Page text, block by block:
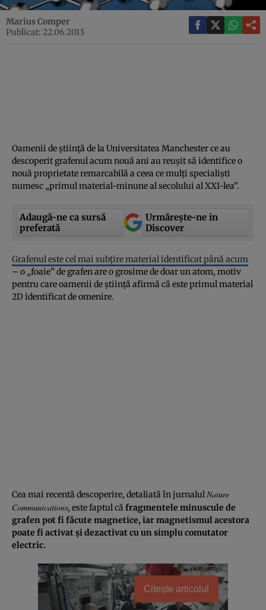
Marius Comper
Publicat: 22.06.2013
Oamenii de ştiinţă de la Universitatea Manchester ce au
descoperit grafenul acum nouă ani au reuşit să identifice o
nouă proprietate remarcabilă a ceea ce mulţi specialişti
numesc „primul material-minune al secolului al XXI-lea”.
Adaugă-ne ca sursă
preferată
Urmărește-ne in
Discover
Grafenul este cel mai subţire material identificat până acum
– o „foaie” de grafen are o grosime de doar un atom, motiv
pentru care oamenii de ştiinţă afirmă că este primul material
2D identificat de omenire.
Cea mai recentă descoperire, detaliată în jurnalul Nature
Communications, este faptul că fragmentele minuscule de
grafen pot fi făcute magnetice, iar magnetismul acestora
poate fi activat şi dezactivat cu un simplu comutator
electric.
Citește articolul